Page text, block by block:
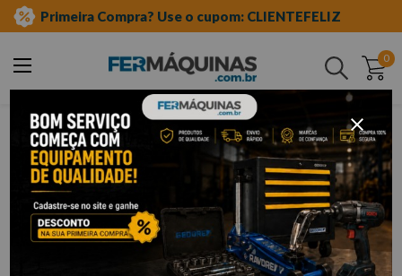
Primeira Compra? Use o cupom: CLIENTEFELIZ
0
Buscar
OOPS!
Nenhum produto encontrado
O que eu devo fazer?